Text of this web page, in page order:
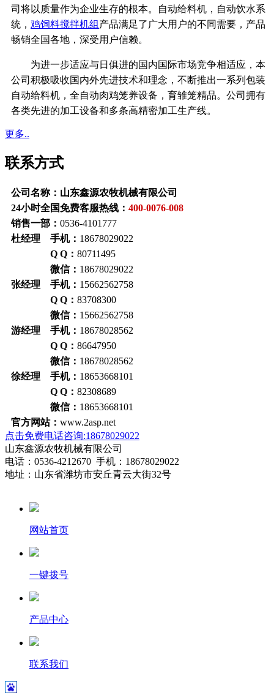
司将以质量作为企业生存的根本。自动给料机，自动饮水系
统， 鸡饲料搅拌机组 产品满足了广大用户的不同需要，产品
畅销全国各地，深受用户信赖。
为进一步适应与日俱进的国内国际市场竞争相适应，本
公司积极吸收国内外先进技术和理念，不断推出一系列包装
自动给料机，全自动肉鸡笼养设备，育雏笼精品。公司拥有
各类先进的加工设备和多条高精密加工生产线。
更多..
联系方式
公司名称：山东鑫源农牧机械有限公司
24小时全国免费客服热线： 400-0076-008
销售一部： 0536-4101777
杜经理 手机： 18678029022
Q Q： 80711495
微信： 18678029022
张经理 手机： 15662562758
Q Q： 83708300
微信： 15662562758
游经理 手机： 18678028562
Q Q： 86647950
微信： 18678028562
徐经理 手机： 18653668101
Q Q： 82308689
微信： 18653668101
官方网站： www.2asp.net
点击免费电话咨询:18678029022
山东鑫源农牧机械有限公司
电话：0536-4212670 手机：18678029022
地址：山东省潍坊市安丘青云大街32号
网站首页
一键拨号
产品中心
联系我们